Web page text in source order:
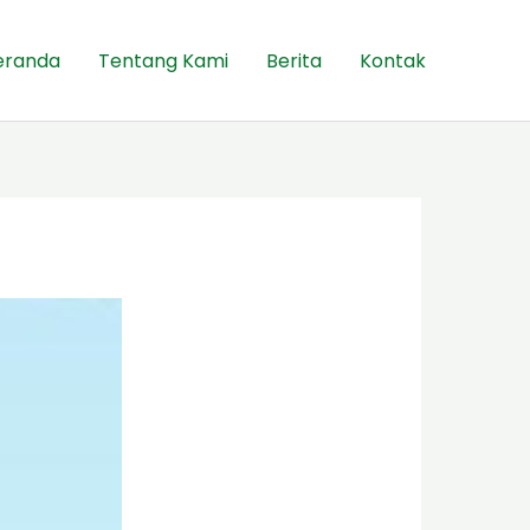
Tentang Kami Berita Kontak